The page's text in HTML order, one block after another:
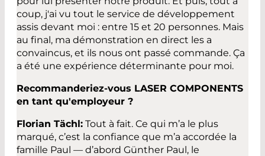
coup, j'ai vu tout le service de développement
assis devant moi : entre 15 et 20 personnes. Mais
au final, ma démonstration en direct les a
convaincus, et ils nous ont passé commande. Ça
a été une expérience déterminante pour moi.
Recommanderiez-vous LASER COMPONENTS
en tant qu'employeur ?
Florian Tächl: Tout à fait. Ce qui m’a le plus
marqué, c’est la confiance que m’a accordée la
famille Paul — d’abord Günther Paul, le